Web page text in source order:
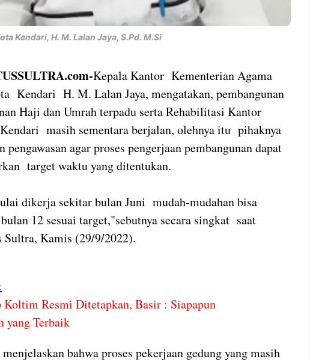
Kendari, H. M. Lalan Jaya, S.Pd. M.Si
Kepala Kantor Kementerian Agama
Kendari H. M. Lalan Jaya, mengatakan, pembangunan
Haji dan Umrah terpadu serta Rehabilitasi Kantor
masih sementara berjalan, olehnya itu pihaknya
pengawasan agar proses pengerjaan pembangunan dapat
target waktu yang ditentukan.
dikerja sekitar bulan Juni mudah-mudahan bisa
12 sesuai target,"sebutnya secara singkat saat
Sultra, Kamis (29/9/2022).
Koltim Resmi Ditetapkan, Basir : Siapapun
yang Terbaik
bahwa proses pekerjaan gedung yang masih